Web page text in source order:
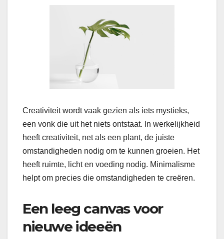
Creativiteit wordt vaak gezien als iets mystieks,
een vonk die uit het niets ontstaat. In werkelijkheid
heeft creativiteit, net als een plant, de juiste
omstandigheden nodig om te kunnen groeien. Het
heeft ruimte, licht en voeding nodig. Minimalisme
helpt om precies die omstandigheden te creëren.
Een leeg canvas voor
nieuwe ideeën